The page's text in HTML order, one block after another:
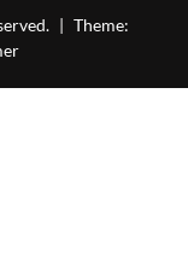
| Theme: